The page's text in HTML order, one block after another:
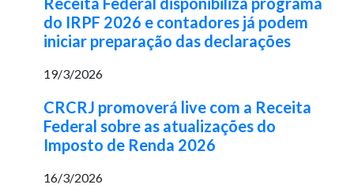
do IRPF 2026 e contadores já podem
iniciar preparação das declarações
19/3/2026
CRCRJ promoverá live com a Receita
Federal sobre as atualizações do
Imposto de Renda 2026
16/3/2026